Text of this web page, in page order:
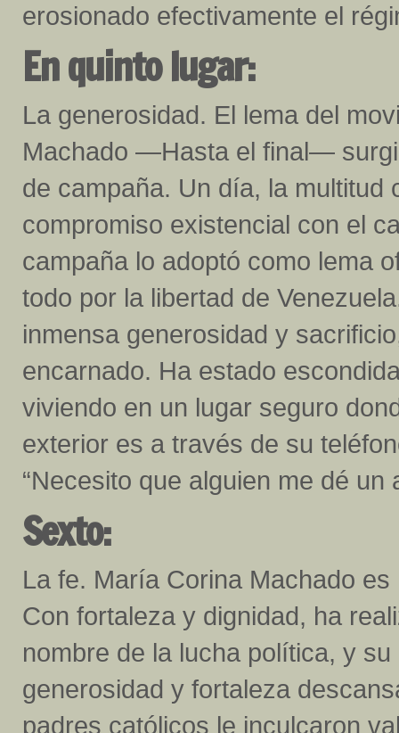
erosionado efectivamente el
En quinto lugar:
La generosidad. El lema del
Machado —Hasta el final—
de campaña. Un día, la
compromiso existencial con el
campaña lo adoptó como lema
todo por la libertad de
inmensa generosidad y
encarnado. Ha estado
viviendo en un lugar seguro
exterior es a través de su
“Necesito que alguien me dé un
Sexto:
La fe. María Corina Machado
Con fortaleza y dignidad, ha
nombre de la lucha política, y
generosidad y fortaleza
padres católicos le inculcaron